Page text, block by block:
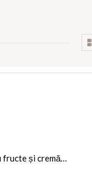
fructe și cremă…